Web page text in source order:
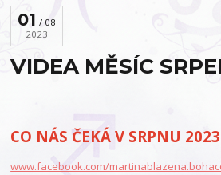
01
08
2023
VIDEA MĚSÍC
CO NÁS ČEKÁ V SRPNU 2023
www.facebook.com/